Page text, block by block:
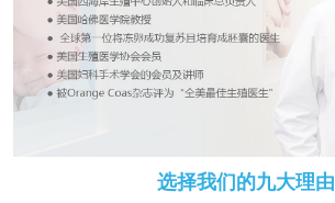
选择我们的九大理由